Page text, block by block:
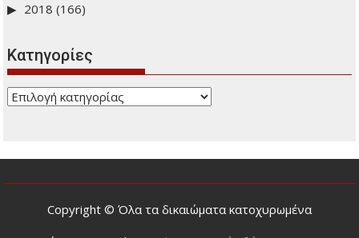
2018 (166)
Kατηγορίες
Kατηγορίες
Copyright © Όλα τα δικαιώματα κατοχυρωμένα